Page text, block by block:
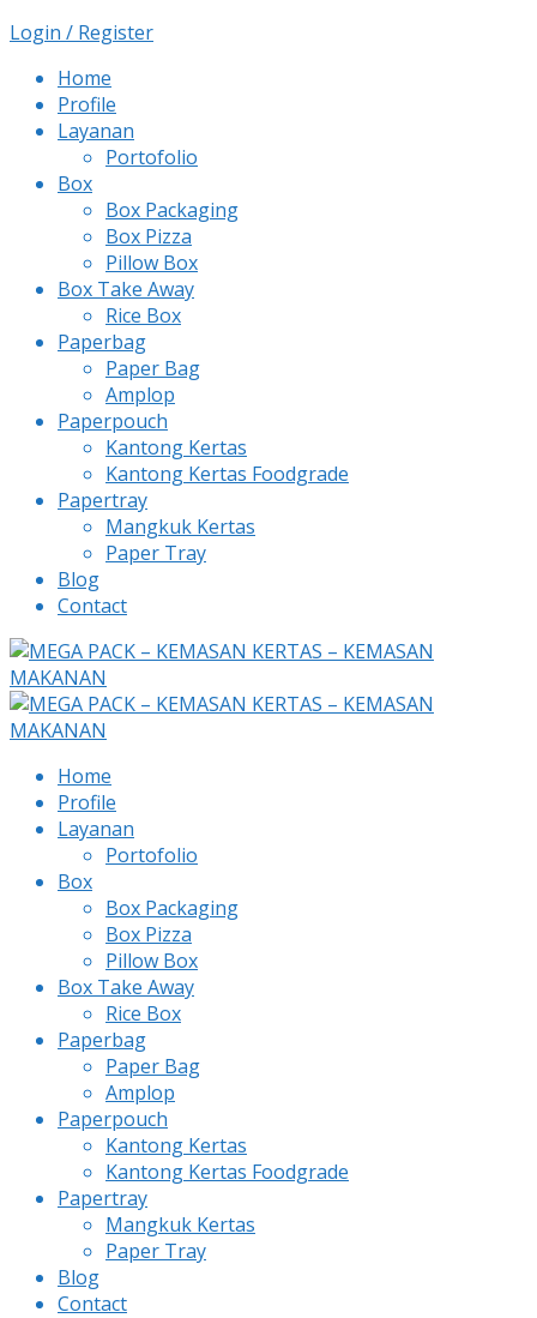
Login / Register
Home
Profile
Layanan
Portofolio
Box
Box Packaging
Box Pizza
Pillow Box
Box Take Away
Rice Box
Paperbag
Paper Bag
Amplop
Paperpouch
Kantong Kertas
Kantong Kertas Foodgrade
Papertray
Mangkuk Kertas
Paper Tray
Blog
Contact
Home
Profile
Layanan
Portofolio
Box
Box Packaging
Box Pizza
Pillow Box
Box Take Away
Rice Box
Paperbag
Paper Bag
Amplop
Paperpouch
Kantong Kertas
Kantong Kertas Foodgrade
Papertray
Mangkuk Kertas
Paper Tray
Blog
Contact